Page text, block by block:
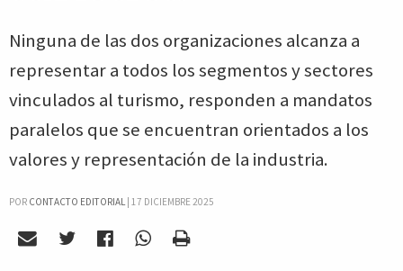
Ninguna de las dos organizaciones alcanza a
representar a todos los segmentos y sectores
vinculados al turismo, responden a mandatos
paralelos que se encuentran orientados a los
valores y representación de la industria.
POR CONTACTO EDITORIAL| 17 DICIEMBRE 2025